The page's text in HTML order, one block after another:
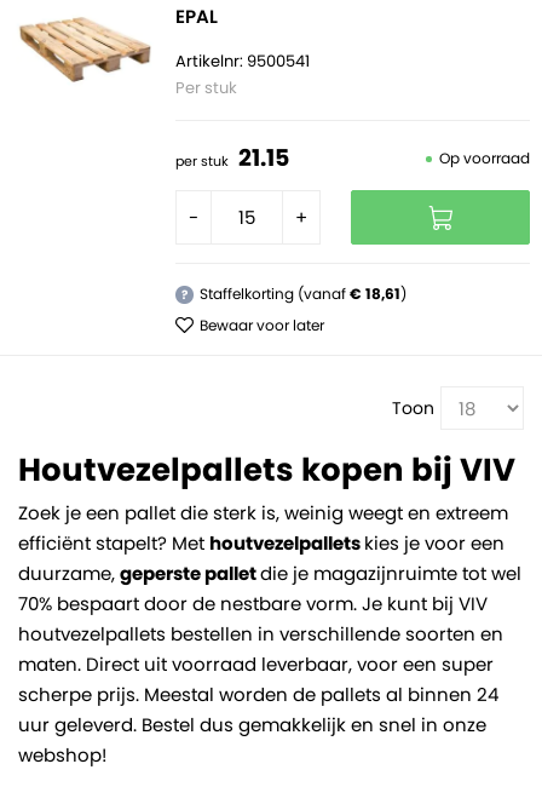
EPAL
Artikelnr: 9500541
Per stuk
per stuk 21.15 Op voorraad
- +
? Staffelkorting (vanaf€ 18,61)
Bewaar voor later
Toon
Houtvezelpallets kopen bij VIV
Zoek je een pallet die sterk is, weinig weegt en extreem
efficiënt stapelt? Met houtvezelpalletskies je voor een
duurzame,geperste palletdie je magazijnruimte tot wel
70% bespaart door de nestbare vorm. Je kunt bij VIV
houtvezelpallets bestellen in verschillende soorten en
maten. Direct uit voorraad leverbaar, voor een super
scherpe prijs. Meestal worden de pallets al binnen 24
uur geleverd. Bestel dus gemakkelijk en snel in onze
webshop!